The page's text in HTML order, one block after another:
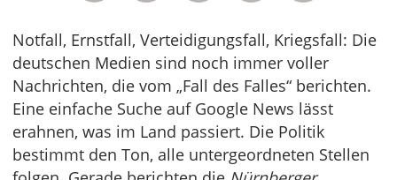
Notfall, Ernstfall, Verteidigungsfall, Kriegsfall: Die
deutschen Medien sind noch immer voller
Nachrichten, die vom „Fall des Falles“ berichten.
Eine einfache Suche auf Google News lässt
erahnen, was im Land passiert. Die Politik
bestimmt den Ton, alle untergeordneten Stellen